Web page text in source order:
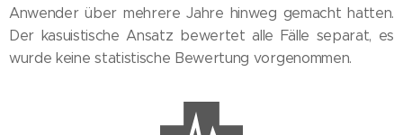
Anwender über mehrere Jahre hinweg gemacht hatten.
Der kasuistische Ansatz bewertet alle Fälle separat, es
wurde keine statistische Bewertung vorgenommen.